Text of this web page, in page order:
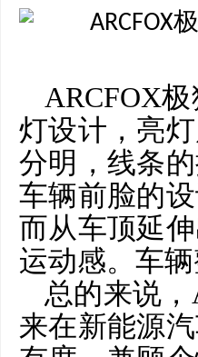
ARCFOX
灯设计，亮
分明，线条
车辆前脸的
而从车顶延
运动感。车
总的来说，
来在新能源